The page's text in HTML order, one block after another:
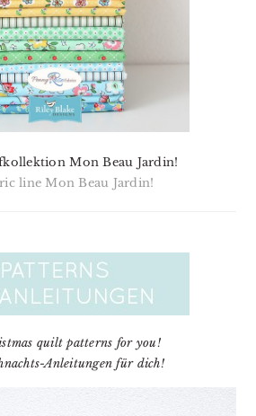
Mon Beau Jardin!
line Mon Beau Jardin!
quilt patterns for you!
Anleitungen für dich!